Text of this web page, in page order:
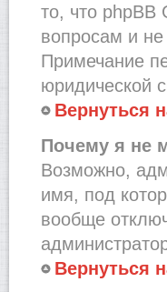
то, что
вопросам и
Примечание
юридической
Вернуться
Почему я не
Возможно,
имя, под
вообще
Вернуться